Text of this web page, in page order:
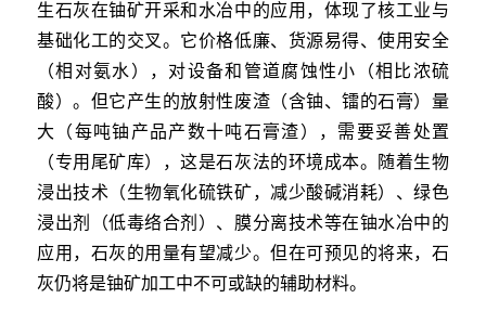
生石灰在铀矿开采和水冶中的应用，体现了核工业与
基础化工的交叉。它价格低廉、货源易得、使用安全
（相对氨水），对设备和管道腐蚀性小（相比浓硫
酸）。但它产生的放射性废渣（含铀、镭的石膏）量
大（每吨铀产品产数十吨石膏渣），需要妥善处置
（专用尾矿库），这是石灰法的环境成本。随着生物
浸出技术（生物氧化硫铁矿，减少酸碱消耗）、绿色
浸出剂（低毒络合剂）、膜分离技术等在铀水冶中的
应用，石灰的用量有望减少。但在可预见的将来，石
灰仍将是铀矿加工中不可或缺的辅助材料。